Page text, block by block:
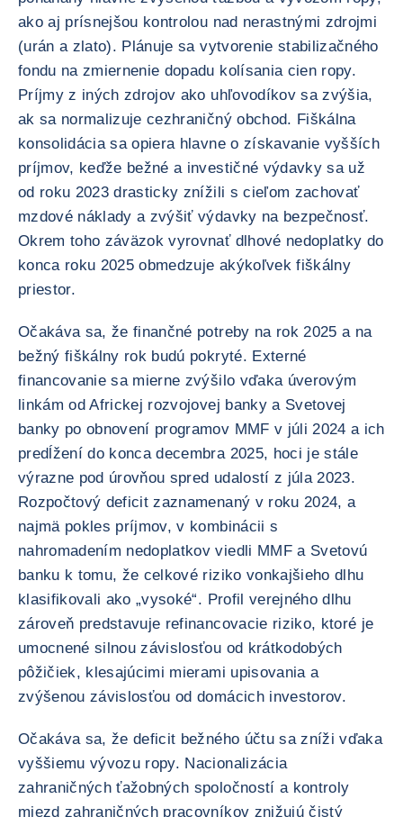
ako aj prísnejšou kontrolou nad nerastnými zdrojmi
(urán a zlato). Plánuje sa vytvorenie stabilizačného
fondu na zmiernenie dopadu kolísania cien ropy.
Príjmy z iných zdrojov ako uhľovodíkov sa zvýšia,
ak sa normalizuje cezhraničný obchod. Fiškálna
konsolidácia sa opiera hlavne o získavanie vyšších
príjmov, keďže bežné a investičné výdavky sa už
od roku 2023 drasticky znížili s cieľom zachovať
mzdové náklady a zvýšiť výdavky na bezpečnosť.
Okrem toho záväzok vyrovnať dlhové nedoplatky do
konca roku 2025 obmedzuje akýkoľvek fiškálny
priestor.
Očakáva sa, že finančné potreby na rok 2025 a na
bežný fiškálny rok budú pokryté. Externé
financovanie sa mierne zvýšilo vďaka úverovým
linkám od Africkej rozvojovej banky a Svetovej
banky po obnovení programov MMF v júli 2024 a ich
predĺžení do konca decembra 2025, hoci je stále
výrazne pod úrovňou spred udalostí z júla 2023.
Rozpočtový deficit zaznamenaný v roku 2024, a
najmä pokles príjmov, v kombinácii s
nahromadením nedoplatkov viedli MMF a Svetovú
banku k tomu, že celkové riziko vonkajšieho dlhu
klasifikovali ako „vysoké“. Profil verejného dlhu
zároveň predstavuje refinancovacie riziko, ktoré je
umocnené silnou závislosťou od krátkodobých
pôžičiek, klesajúcimi mierami upisovania a
zvýšenou závislosťou od domácich investorov.
Očakáva sa, že deficit bežného účtu sa zníži vďaka
vyššiemu vývozu ropy. Nacionalizácia
zahraničných ťažobných spoločností a kontroly
miezd zahraničných pracovníkov znižujú čistý